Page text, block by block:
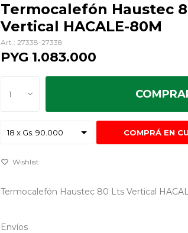
Termocalefón Haustec
Vertical HACALE-80M
27338-27338
PYG 1.083.000
1
COMPRÁ EN
Termocalefón Haustec 80 Lts Vertical
Envíos